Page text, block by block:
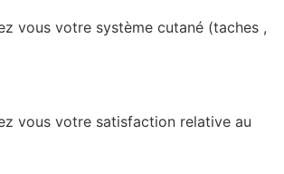
vous votre système cutané (taches ,
vous votre satisfaction relative au